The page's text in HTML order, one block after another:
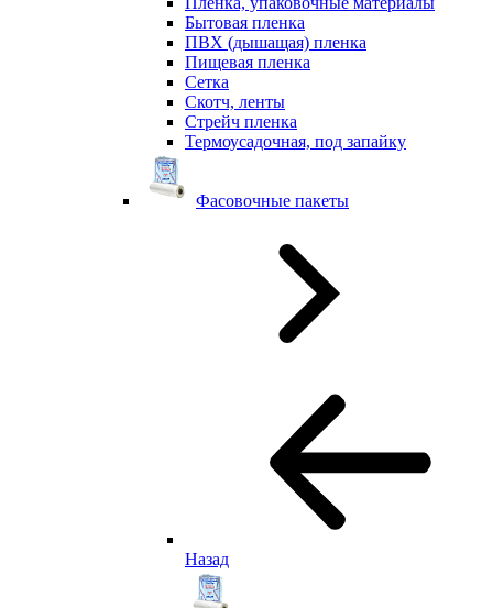
Бытовая пленка
ПВХ (дышащая) пленка
Пищевая пленка
Сетка
Скотч, ленты
Стрейч пленка
Термоусадочная, под запайку
Фасовочные пакеты
Назад